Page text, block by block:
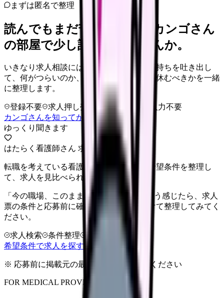
まずは匿名で整理
読んでもまだ苦しいなら、カンゴさん
の部屋で少し話してみませんか。
いきなり求人相談には進みません。今の気持ちを吐き出し
て、何がつらいのか、辞めるべきか、少し休むべきかを一緒
に整理します。
登録不要 求人押し売りなし
病院名は入力不要
カンゴさんを知ってから相談する
ゆっくり聞きます
はたらく看護師さん 求人
転職を考えている看護師さんへ。まずは希望条件を整理し
て、求人を見比べられます。
「今の職場、このままでいいのかな...」そう感じたら、求人
票の条件と応募前に確認したい不安を分けて整理してみてく
ださい。
求人検索 条件整理
相談だけOK
希望条件で求人を探す
※ 応募前に掲載元の最新情報を確認してください
FOR MEDICAL PROVIDERS